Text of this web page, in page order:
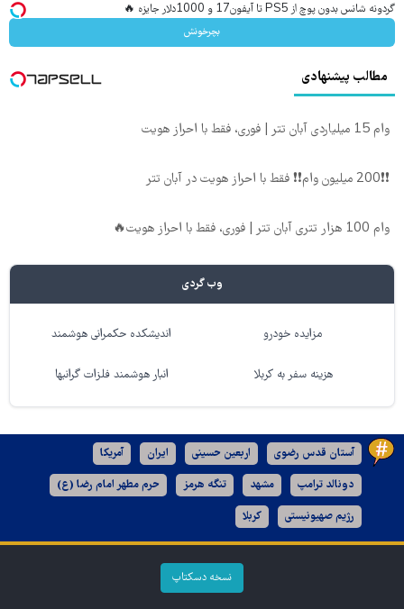
گردونه شانس بدون پوچ از PS5 تا آیفون17 و 1000دلار جایزه 🔥
بچرخونش
مطالب پیشنهادی
وام 15 میلیاردی آبان تتر | فوری، فقط با احراز هویت
❗❗200 میلیون وام❗❗ فقط با احراز هویت در آبان تتر
وام 100 هزار تتری آبان تتر | فوری، فقط با احراز هویت🔥
وب گردی
مزایده خودرو اندیشکده حکمرانی هوشمند
هزینه سفر به کربلا انبار هوشمند فلزات گرانبها
آستان قدس رضوی اربعین حسینی ایران آمریکا
دونالد ترامپ مشهد تنگه هرمز حرم مطهر امام رضا (ع)
رژیم صهیونیستی کربلا
نسخه دسکتاپ